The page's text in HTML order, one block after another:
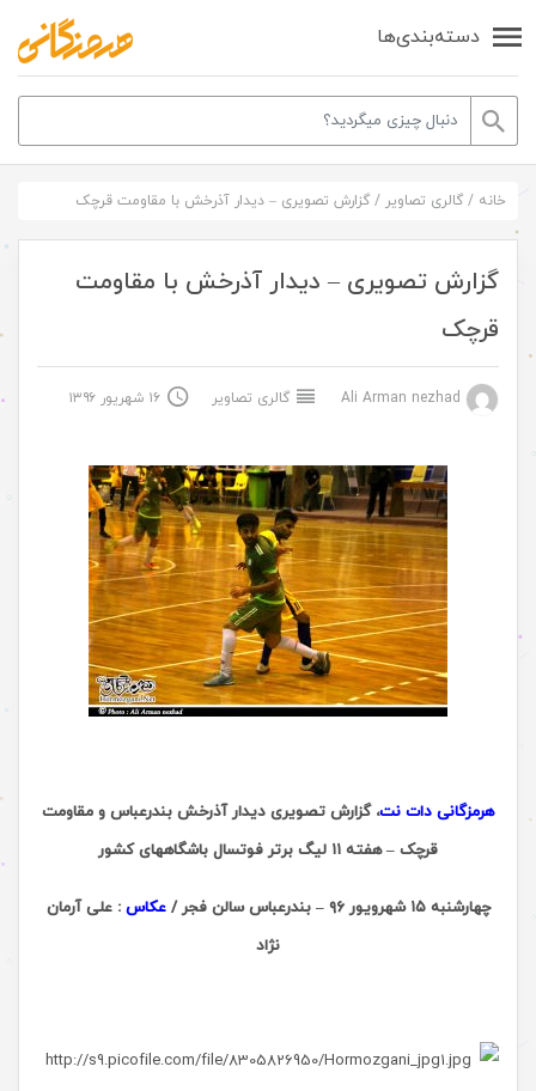
دسته‌بندی‌ها
خانه / گالری تصاویر / گزارش تصویری – دیدار آذرخش با مقاومت قرچک
گزارش تصویری – دیدار آذرخش با مقاومت
قرچک
گالری تصاویر ۱۶ شهریور ۱۳۹۶
هرمزگانی دات نت، گزارش تصویری دیدار آذرخش بندرعباس و مقاومت
قرچک – هفته ۱۱ لیگ برتر فوتسال باشگاههای کشور
چهارشنبه ۱۵ شهرویور ۹۶ – بندرعباس سالن فجر /عکاس : علی آرمان
نژاد